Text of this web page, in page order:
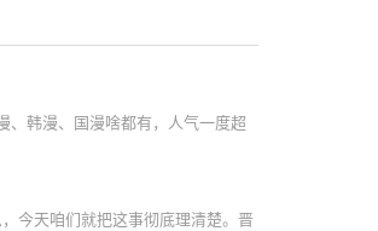
、韩漫、国漫啥都有，人气一度超
今天咱们就把这事彻底理清楚。晋